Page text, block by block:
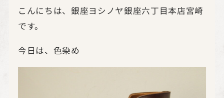
こんにちは、銀座ヨシノヤ銀座六丁目本店宮崎
です。
今日は、色染め